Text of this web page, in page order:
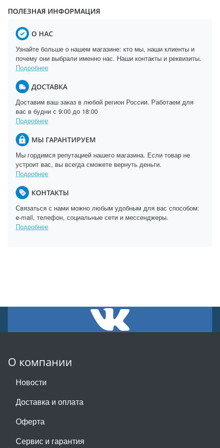
ПОЛЕЗНАЯ ИНФОРМАЦИЯ
О НАС
Узнайте больше о нашем магазине: кто мы, наши клиенты и
почему они выбрали именно нас. Наши контакты и реквизиты.
Подробнее
ДОСТАВКА
Доставим ваш заказ в любой регион России. Работаем для
вас в будни с 9:00 до 18:00
Подробнее
МЫ ГАРАНТИРУЕМ
Мы гордимся репутацией нашего магазина. Если товар не
устроит вас, вы всегда сможете вернуть деньги.
Подробнее
КОНТАКТЫ
Связаться с нами можно любым удобным для вас способом:
e-mail, телефон, социальные сети и мессенджеры.
Подробнее
О компании
Новости
Доставка и оплата
Оферта
Сервис и гарантия